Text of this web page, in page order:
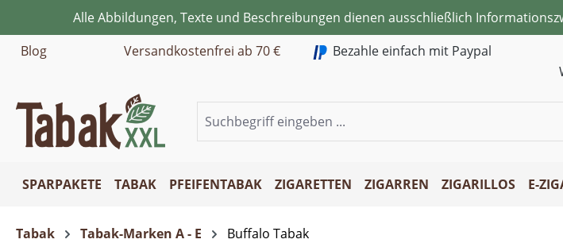
Hauptinhalt springen
Zur Suche springen
Zur Hauptnavigation springen
Alle Abbildungen, Texte und Beschreibungen dienen ausschließlich
Blog
Versandkostenfrei ab 70 € Bezahle einfach mit Paypal
SPARPAKETE TABAK PFEIFENTABAK ZIGARETTEN ZIGARREN ZIGARILLOS E-
Tabak Tabak-Marken A - E Buffalo Tabak